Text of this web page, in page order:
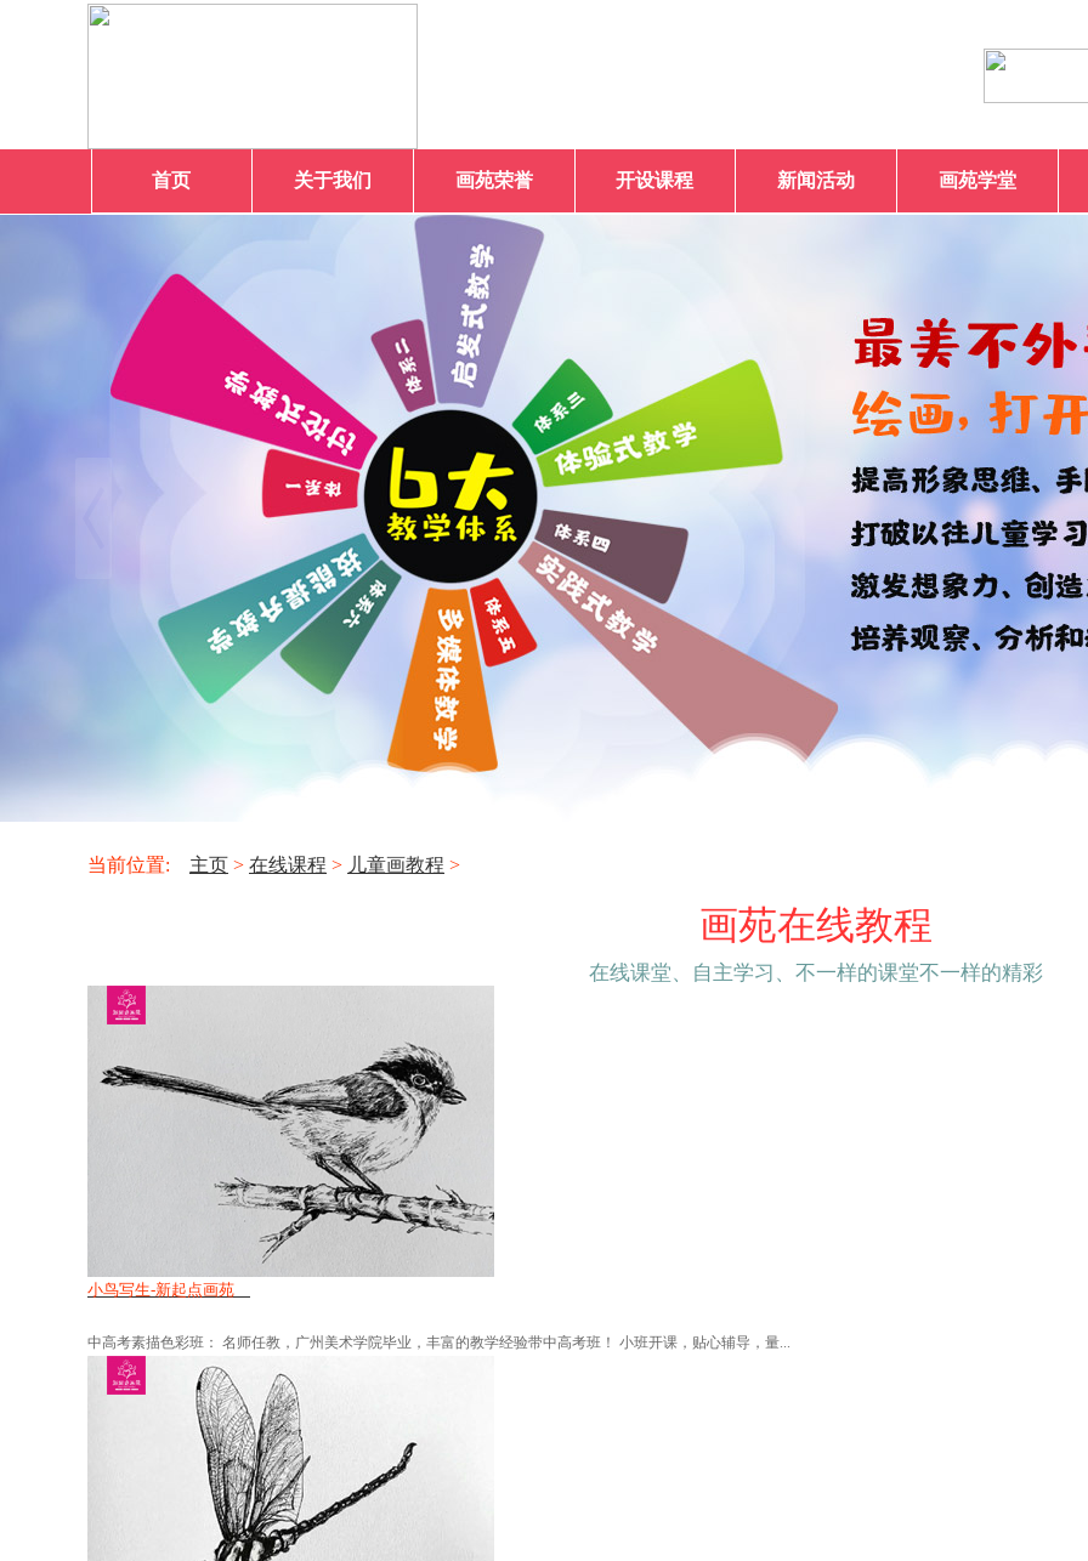
首页 关于我们 画苑荣誉 开设课程 新闻活动 画苑学堂
当前位置: 主页 > 在线课程 > 儿童画教程 >
画苑在线教程
在线课堂、自主学习、不一样的课堂不一样的精彩
小鸟写生-新起点画苑
中高考素描色彩班： 名师任教，广州美术学院毕业，丰富的教学经验带中高考班！ 小班开课，贴心辅导，量...